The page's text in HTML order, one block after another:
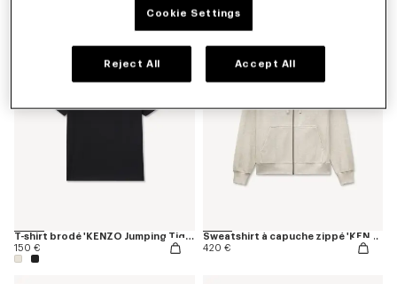
T-shirt brodé 'KENZO Jumping Tiger' en coton
150 €
Sweatshirt à capuche zippé 'KENZO Jumping Tiger' en coton à motif chevrons
420 €
Cookie Settings
Reject All Accept All